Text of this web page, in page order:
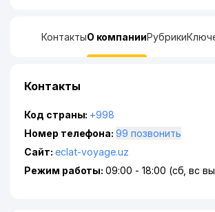
КонтактыО компанииРубрики
Контакты
Код страны: +998
Номер телефона:
99 позвонить
Сайт: eclat-voyage.uz
Режим работы:09:00 - 18:00 (сб, вс